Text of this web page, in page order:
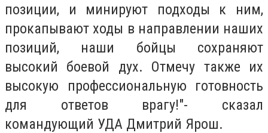
позиции, и минируют подходы к ним,
прокапывают ходы в направлении наших
позиций, наши бойцы сохраняют
высокий боевой дух. Отмечу также их
высокую профессиональную готовность
для ответов врагу!"- сказал
командующий УДА Дмитрий Ярош.